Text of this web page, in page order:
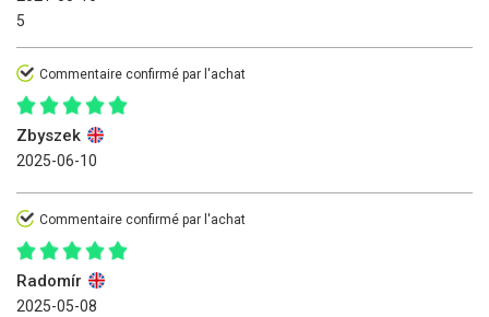
5
Commentaire confirmé par l'achat
Zbyszek
2025-06-10
Commentaire confirmé par l'achat
Radomír
2025-05-08